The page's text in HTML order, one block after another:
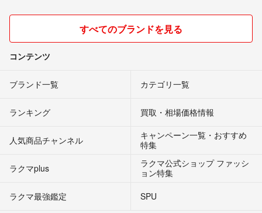
すべてのブランドを見る
コンテンツ
ブランド一覧 カテゴリ一覧
ランキング 買取・相場価格情報
人気商品チャンネル
キャンペーン一覧・おすすめ
特集
ラクマplus
ラクマ公式ショップ ファッシ
ョン特集
ラクマ最強鑑定
SPU